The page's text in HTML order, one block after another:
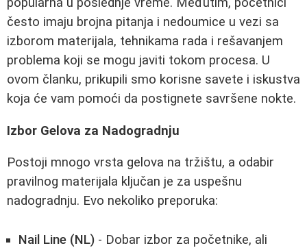
često imaju brojna pitanja i nedoumice u vezi sa
izborom materijala, tehnikama rada i rešavanjem
problema koji se mogu javiti tokom procesa. U
ovom članku, prikupili smo korisne savete i iskustva
koja će vam pomoći da postignete savršene nokte.
Izbor Gelova za Nadogradnju
Postoji mnogo vrsta gelova na tržištu, a odabir
pravilnog materijala ključan je za uspešnu
nadogradnju. Evo nekoliko preporuka:
Nail Line (NL) - Dobar izbor za početnike, ali